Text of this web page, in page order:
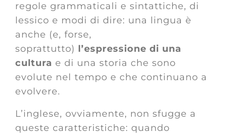
regole grammaticali e sintattiche, di
lessico e modi di dire: una lingua è
anche (e, forse,
soprattutto) l’espressione di una
cultura e di una storia che sono
evolute nel tempo e che continuano a
evolvere.
L’inglese, ovviamente, non sfugge a
queste caratteristiche: quando